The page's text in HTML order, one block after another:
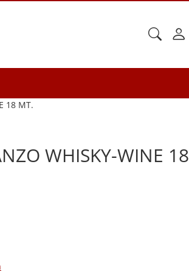
18 MT.
WHISKY-WINE 18